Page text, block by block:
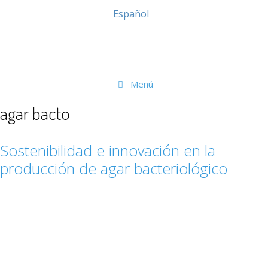
Español
Menú
agar bacto
Sostenibilidad e innovación en la
producción de agar bacteriológico